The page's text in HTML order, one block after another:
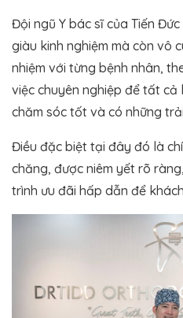
Đội ngũ Y bác sĩ của Tiến
giàu kinh nghiệm mà còn vô
nhiệm với từng bệnh nhân,
việc chuyên nghiệp để tất
chăm sóc tốt và có những
Điều đặc biệt tại đây đó là
chăng, được niêm yết rõ
trình ưu đãi hấp dẫn để